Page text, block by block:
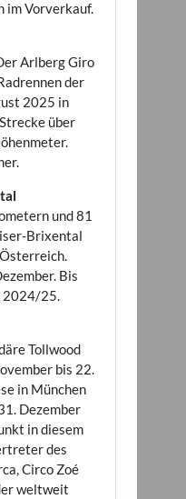
im Vorverkauf.
Arlberg Giro
der
2025 in
über
und 81
Brixental
Bis
2024/25.
Tollwood
bis 22.
in München
Dezember
in diesem
des
Circo Zoé
weltweit